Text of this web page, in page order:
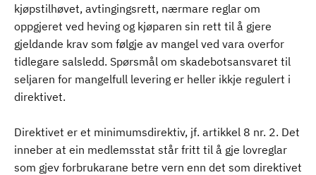
kjøpstilhøvet, avtingingsrett, nærmare reglar om
oppgjeret ved heving og kjøparen sin rett til å gjere
gjeldande krav som følgje av mangel ved vara overfor
tidlegare salsledd. Spørsmål om skadebotsansvaret til
seljaren for mangelfull levering er heller ikkje regulert i
direktivet.
Direktivet er et minimumsdirektiv, jf. artikkel 8 nr. 2. Det
inneber at ein medlemsstat står fritt til å gje lovreglar
som gjev forbrukarane betre vern enn det som direktivet